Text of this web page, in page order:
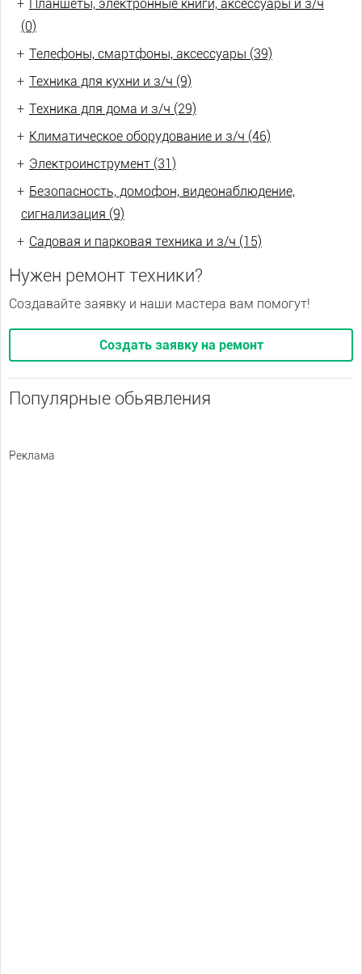
+
Планшеты, электронные книги, аксессуары и з/ч
(0)
+ Телефоны, смартфоны, аксессуары (39)
+ Техника для кухни и з/ч (9)
+ Техника для дома и з/ч (29)
+ Климатическое оборудование и з/ч (46)
+ Электроинструмент (31)
+ Безопасность, домофон, видеонаблюдение,
сигнализация (9)
+ Садовая и парковая техника и з/ч (15)
Нужен ремонт техники?
Создавайте заявку и наши мастера вам помогут!
Создать заявку на ремонт
Популярные обьявления
Реклама